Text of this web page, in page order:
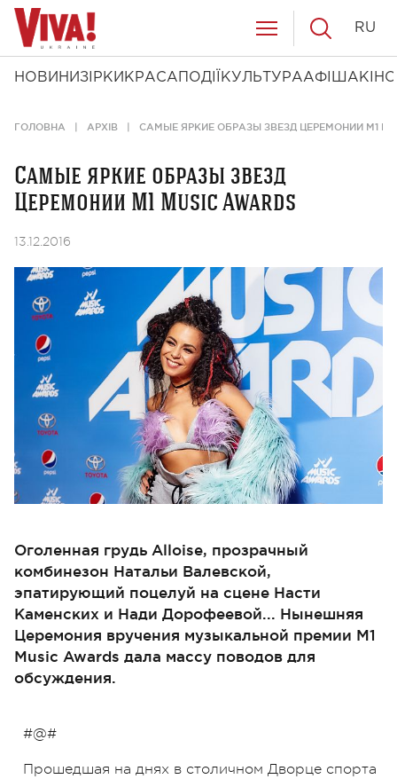
НОВИНИ ЗІРКИ КРАСА ПОДІЇ КУЛЬТУРААФІША КІНО
RU
ГОЛОВНА АРХІВ САМЫЕ ЯРКИЕ ОБРАЗЫ ЗВЕЗД ЦЕРЕМОНИИ М1
Самые яркие образы звезд
Церемонии М1 Music Awards
13.12.2016
Оголенная грудь Alloise, прозрачный
комбинезон Натальи Валевской,
эпатирующий поцелуй на сцене Насти
Каменских и Нади Дорофеевой... Нынешняя
Церемония вручения музыкальной премии M1
Music Awards дала массу поводов для
обсуждения.
#@#
Прошедшая на днях в столичном Дворце спорта